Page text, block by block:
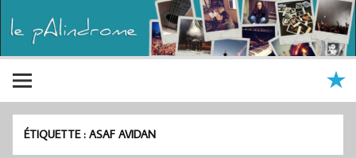
ÉTIQUETTE :ASAF AVIDAN